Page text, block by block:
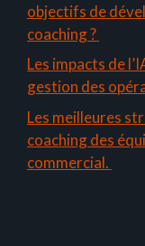
objectifs de
coaching ?
Les impacts de
gestion des
Les meilleures
coaching des
commercial.